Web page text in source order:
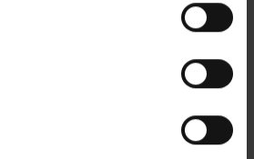
sulla tua posizione
di qualche
dispositivo, scansionandolo